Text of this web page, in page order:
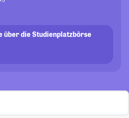
über die Studienplatzbörse